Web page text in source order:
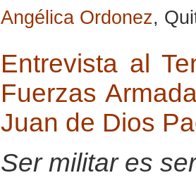
Angélica Ordonez,
Entrevista al
Fuerzas
Juan de Dios
Ser militar es